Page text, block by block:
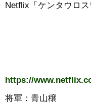
Netflix「ケンタウロス
https://
将軍：青山穣